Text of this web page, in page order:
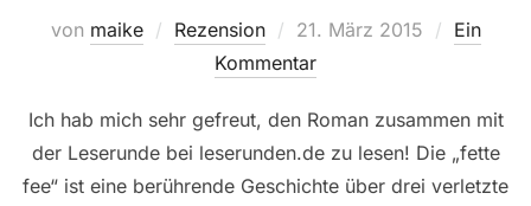
von maike Rezension
Veröffentlicht
am
21. März 2015
Ein
Kommentar
Ich hab mich sehr gefreut, den Roman zusammen mit
der Leserunde bei leserunden.de zu lesen! Die „fette
fee“ ist eine berührende Geschichte über drei verletzte